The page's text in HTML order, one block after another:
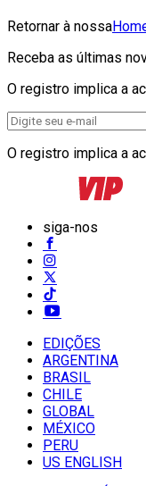
Retornar à nossa
Receba as últimas
O registro implica a
O registro implica a
siga-nos
EDIÇÕES
ARGENTINA
BRASIL
CHILE
GLOBAL
MÉXICO
PERU
US ENGLISH